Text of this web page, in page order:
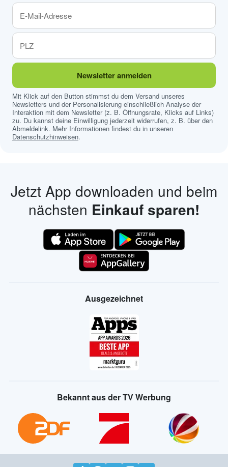
Newsletter anmelden
Mit Klick auf den Button stimmst du dem Versand unseres
Newsletters und der Personalisierung einschließlich Analyse der
Interaktion mit dem Newsletter (z. B. Öffnungsrate, Klicks auf Links)
zu. Du kannst deine Einwilligung jederzeit widerrufen, z. B. über den
Abmeldelink. Mehr Informationen findest du in unseren
Datenschutzhinweisen.
Jetzt App downloaden und beim
nächsten Einkauf sparen!
Ausgezeichnet
Bekannt aus der TV Werbung